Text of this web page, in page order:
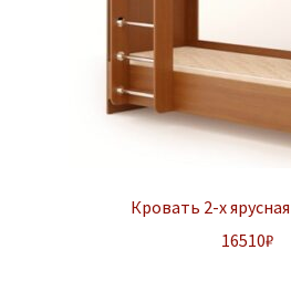
Кровать 2-х
16510₽